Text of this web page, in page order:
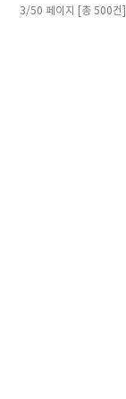
3/50 페이지 [총 500건]